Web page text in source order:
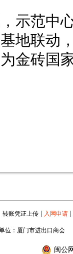
范中心
地联动
金砖国
转账凭证上传| 入网申请|
位：厦门市进出口商
闽公